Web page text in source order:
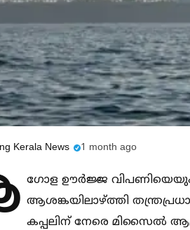
Kerala News 1 month ago
ഗോള ഊർജ്ജ
ആശങ്കയിലാഴ്ത്തി
കപ്പലിന് നേരെ മിസൈല്‍